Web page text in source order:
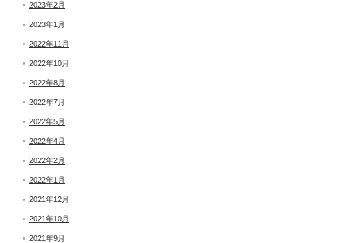
2023年2月
2023年1月
2022年11月
2022年10月
2022年8月
2022年7月
2022年5月
2022年4月
2022年2月
2022年1月
2021年12月
2021年10月
2021年9月